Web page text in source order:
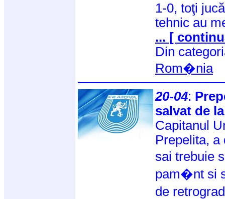
1-0, toţi
tehnic au
... [
Din
Rom�nia
20-04:
salvat de
Capitanul
Prepelita, a
sai trebuie
pam�nt si
de